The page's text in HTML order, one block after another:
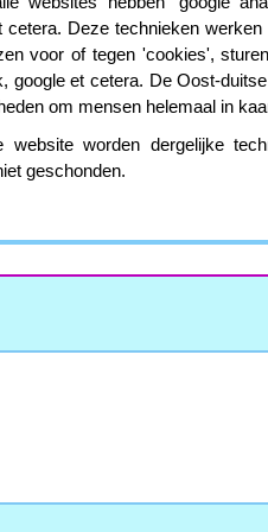
cetera. Deze technieken
voor of tegen 'cookies',
google et cetera. De Oost-
om mensen helemaal in
website worden dergelijke
geschonden.